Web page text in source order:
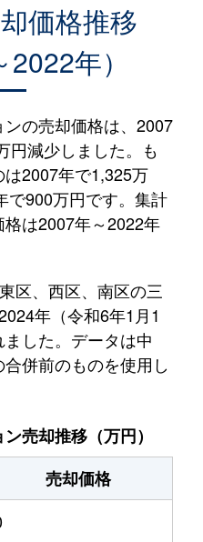
価格推移
2022年）
の売却価格は、2007
円減少しました。も
2007年で1,325万
で900万円です。集計
は2007年～2022年
区、西区、南区の三
年（令和6年1月1
した。データは中
併前のものを使用し
売却推移（万円）
売却価格